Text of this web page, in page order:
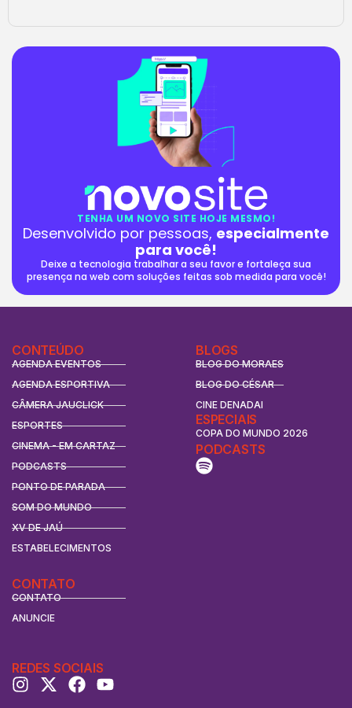
TENHA UM NOVO SITE HOJE MESMO!
Desenvolvido por pessoas, especialmente
para você!
Deixe a tecnologia trabalhar a seu favor e fortaleça sua
presença na web com soluções feitas sob medida para você!
CONTEÚDO
AGENDA EVENTOS
AGENDA ESPORTIVA
CÂMERA JAUCLICK
ESPORTES
CINEMA - EM CARTAZ
PODCASTS
PONTO DE PARADA
SOM DO MUNDO
XV DE JAÚ
ESTABELECIMENTOS
BLOGS
BLOG DO MORAES
BLOG DO CÉSAR
CINE DENADAI
ESPECIAIS
COPA DO MUNDO 2026
CONTATO
CONTATO
ANUNCIE
PODCASTS
REDES SOCIAIS